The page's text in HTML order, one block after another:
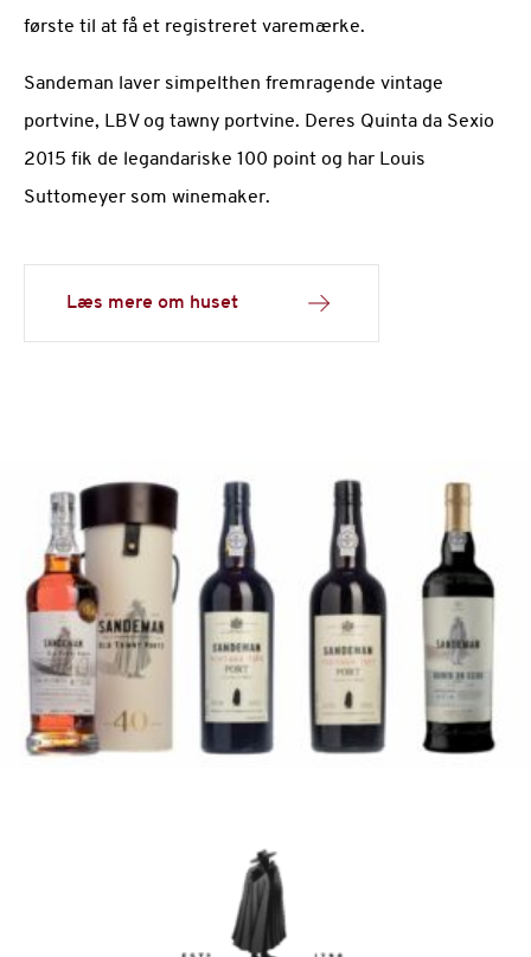
første til at få et registreret varemærke.
Sandeman laver simpelthen fremragende vintage
portvine, LBV og tawny portvine. Deres Quinta da Sexio
2015 fik de legandariske 100 point og har Louis
Suttomeyer som winemaker.
Læs mere om huset